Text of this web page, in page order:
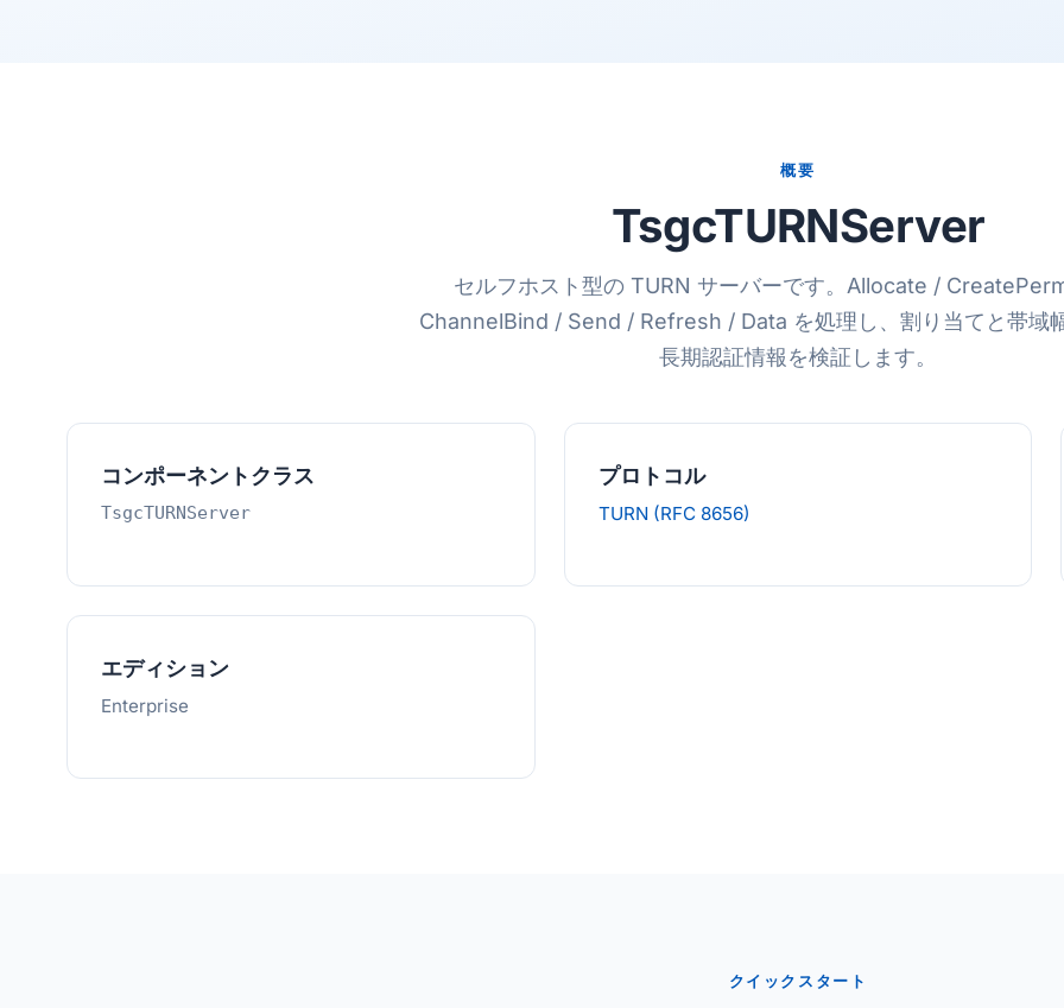
概要
TsgcTURNServer
セルフホスト型の TURN サーバーです。Allocate /
ChannelBind / Send / Refresh / Data を処理し、割り当てと帯域幅
長期認証情報を検証します。
コンポーネントクラス
TsgcTURNServer
プロトコル
TURN (RFC 8656)
エディション
Enterprise
クイックスタート